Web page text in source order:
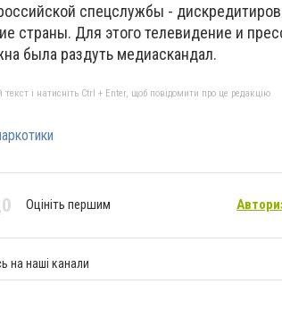
спецслужбы -
страны. Для этого телевидение и
была раздуть медиаскандал.
і натисніть Ctrl + Enter, щоб повідомити про це редакцію
Оцініть першим
на наші канали